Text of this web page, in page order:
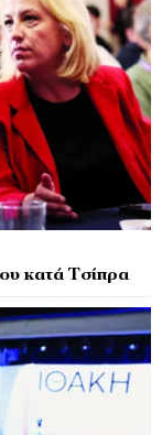
κατά Τσίπρα